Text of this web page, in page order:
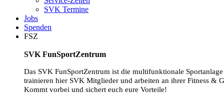
SVK Termine
Jobs
Spenden
FSZ
SVK FunSportZentrum
Das SVK FunSportZentrum ist die multifunktionale
trainieren hier SVK Mitglieder und arbeiten an ihrer Fitness &
Kommt vorbei und sichert euch eure Vorteile!